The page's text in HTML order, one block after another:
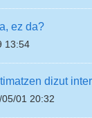
ez da?
13:54
dizut
01 20:32